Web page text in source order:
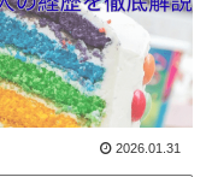
2026.01.31